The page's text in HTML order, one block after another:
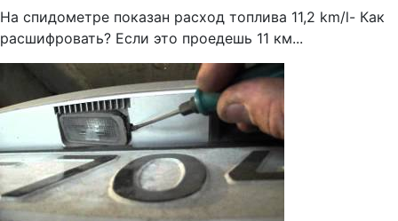
На спидометре показан расход топлива 11,2 km/l- Как
расшифровать? Если это проедешь 11 км...